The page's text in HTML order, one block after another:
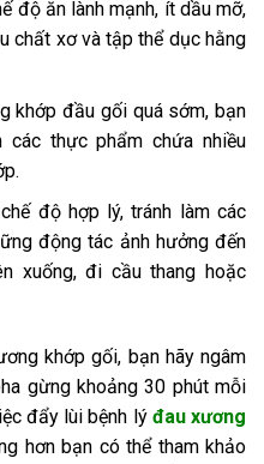
độ ăn lành mạnh, ít dầu mỡ,
chất xơ và tập thể dục hằng
khớp đầu gối quá sớm, bạn
thực phẩm chứa nhiều
độ hợp lý, tránh làm các
động tác ảnh hưởng đến
xuống, đi cầu thang hoặc
khớp gối, bạn hãy ngâm
gừng khoảng 30 phút mỗi
đẩy lùi bệnh lý đau xương
hơn bạn có thể tham khảo